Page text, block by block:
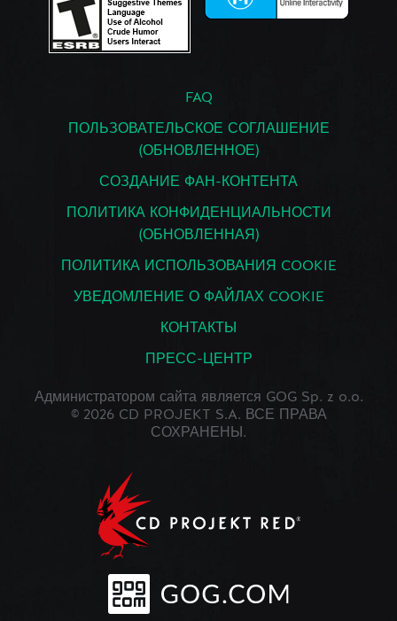
FAQ
ПОЛЬЗОВАТЕЛЬСКОЕ СОГЛАШЕНИЕ
(ОБНОВЛЕННОЕ)
СОЗДАНИЕ ФАН-КОНТЕНТА
ПОЛИТИКА КОНФИДЕНЦИАЛЬНОСТИ
(ОБНОВЛЕННАЯ)
ПОЛИТИКА ИСПОЛЬЗОВАНИЯ COOKIE
УВЕДОМЛЕНИЕ О ФАЙЛАХ COOKIE
КОНТАКТЫ
ПРЕСС-ЦЕНТР
Администратором сайта является GOG Sp. z o.o.
© 2026 CD PROJEKT S.A. ВСЕ ПРАВА
СОХРАНЕНЫ.